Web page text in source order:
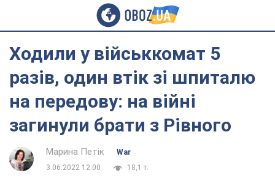
Ходили у військкомат 5
разів, один втік зі шпиталю
на передову: на війні
загинули брати з Рівного
Марина Петік
War
3.06.2022 12:00
18,1 т.